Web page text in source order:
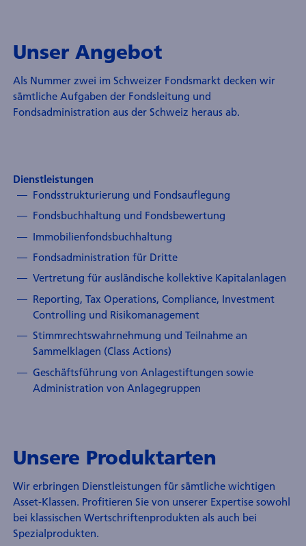
Unser Angebot
Als Nummer zwei im Schweizer Fondsmarkt decken wir
sämtliche Aufgaben der Fondsleitung und
Fondsadministration aus der Schweiz heraus ab.
Dienstleistungen
Fondsstrukturierung und Fondsauflegung
Fondsbuchhaltung und Fondsbewertung
Immobilienfondsbuchhaltung
Fondsadministration für Dritte
Vertretung für ausländische kollektive Kapitalanlagen
Reporting, Tax Operations, Compliance, Investment
Controlling und Risikomanagement
Stimmrechtswahrnehmung und Teilnahme an
Sammelklagen (Class Actions)
Geschäftsführung von Anlagestiftungen sowie
Administration von Anlagegruppen
Unsere Produktarten
Wir erbringen Dienstleistungen für sämtliche wichtigen
Asset-Klassen. Profitieren Sie von unserer Expertise sowohl
bei klassischen Wertschriftenprodukten als auch bei
Spezialprodukten.